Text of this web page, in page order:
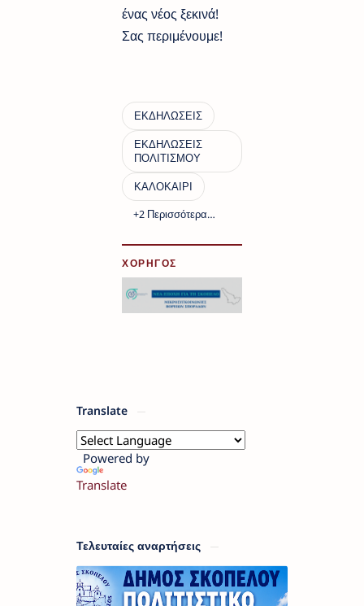
ένας νέος ξεκινά!
Σας περιμένουμε!
ΧΟΡΗΓΟΣ
Translate
Powered by
Translate
Τελευταίες αναρτήσεις